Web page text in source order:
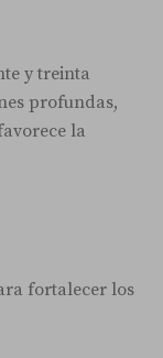
y treinta
profundas,
la
fortalecer los